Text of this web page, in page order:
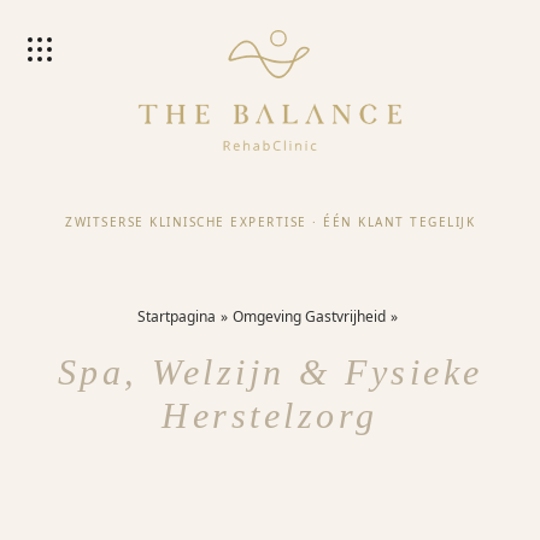
ZWITSERSE KLINISCHE EXPERTISE · ÉÉN KLANT TEGELIJK
Startpagina Omgeving Gastvrijheid
Spa, Welzijn & Fysieke
Herstelzorg